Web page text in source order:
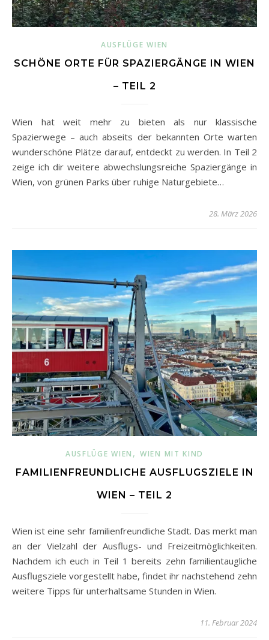
AUSFLÜGE WIEN
SCHÖNE ORTE FÜR SPAZIERGÄNGE IN WIEN
– TEIL 2
Wien hat weit mehr zu bieten als nur klassische
Spazierwege – auch abseits der bekannten Orte warten
wunderschöne Plätze darauf, entdeckt zu werden. In Teil 2
zeige ich dir weitere abwechslungsreiche Spaziergänge in
Wien, von grünen Parks über ruhige Naturgebiete…
28. März 2026
AUSFLÜGE WIEN , WIEN MIT KIND
FAMILIENFREUNDLICHE AUSFLUGSZIELE IN
WIEN – TEIL 2
Wien ist eine sehr familienfreundliche Stadt. Das merkt man
an der Vielzahl der Ausflugs- und Freizeitmöglichkeiten.
Nachdem ich euch in Teil 1 bereits zehn familientaugliche
Ausflugsziele vorgestellt habe, findet ihr nachstehend zehn
weitere Tipps für unterhaltsame Stunden in Wien.
11. Februar 2024